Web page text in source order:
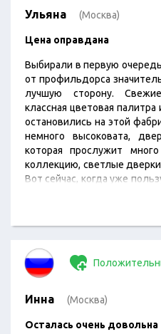
Ульяна (Москва)
Цена оправдана
Выбирали в первую
от профильдорса
лучшую сторону.
классная цветовая
остановились на этой
немного высоковата,
которая прослужит
коллекцию, светлые
Вот сейчас, когда уже
Инна (Москва)
Осталась очень довольна